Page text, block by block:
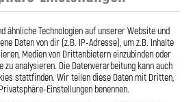
Anschlüsse ermöglichen eine drallfreie,
wird millimetergenau und individuell
Kupplungsleitungen der Lothar Spiegler
Sie sich für echte deutsche Qualität,
Produkt, das in Präzision und Haltbarkeit
unserem Video „Stahlflex vs. Gummi“
ähnliche Technologien auf unserer Website und
Daten von dir (z.B. IP-Adresse), um z.B. Inhalte
Medien von Drittanbietern einzubinden oder
analysieren. Die Datenverarbeitung kann auch
stattfinden. Wir teilen diese Daten mit Dritten,
Einstellungen benennen.